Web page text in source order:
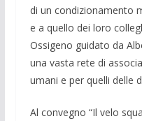
di un condizionamento
e a quello dei loro
Ossigeno guidato da
una va­sta rete di
umani e per quelli delle
Al convegno “Il velo